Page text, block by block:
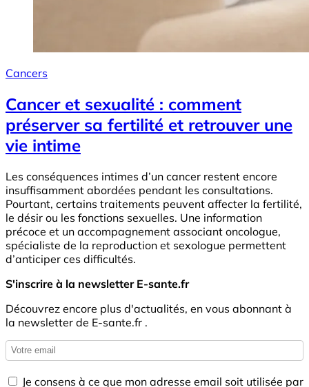
Cancers
Cancer et sexualité : comment
préserver sa fertilité et retrouver une
vie intime
Les conséquences intimes d’un cancer restent encore
insuffisamment abordées pendant les consultations.
Pourtant, certains traitements peuvent affecter la fertilité,
le désir ou les fonctions sexuelles. Une information
précoce et un accompagnement associant oncologue,
spécialiste de la reproduction et sexologue permettent
d’anticiper ces difficultés.
S'inscrire à la newsletter E-sante.fr
Découvrez encore plus d'actualités, en vous abonnant à
la newsletter de E-sante.fr .
Je consens à ce que mon adresse email soit utilisée par